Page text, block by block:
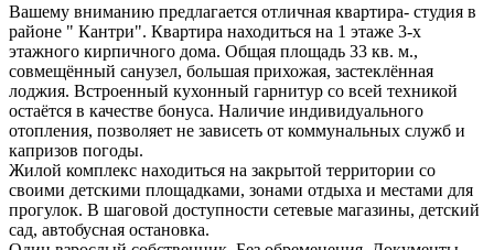
Вашему вниманию предлагается отличная квартира- студия в
районе " Кантри". Квартира находиться на 1 этаже 3-х
этажного кирпичного дома. Общая площадь 33 кв. м.,
совмещённый санузел, большая прихожая, застеклённая
лоджия. Встроенный кухонный гарнитур со всей техникой
остаётся в качестве бонуса. Наличие индивидуального
отопления, позволяет не зависеть от коммунальных служб и
капризов погоды.
Жилой комплекс находиться на закрытой территории со
своими детскими площадками, зонами отдыха и местами для
прогулок. В шаговой доступности сетевые магазины, детский
сад, автобусная остановка.